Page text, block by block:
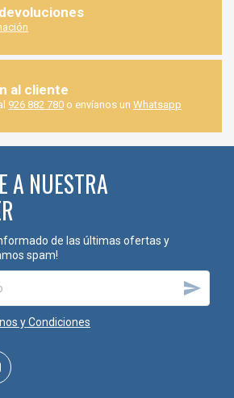
al cliente
926 882 780 o envíanos un Whatsapp
A NUESTRA
de las últimas ofertas y
spam!

y Condiciones